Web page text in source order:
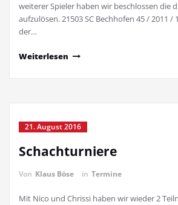
weiterer Spieler haben wir beschlossen die
aufzulösen. 21503 SC Bechhofen 45 / 2011 /
der…
Weiterlesen
21. August 2016
Schachturniere
Von Klaus Böse in Termine
Mit Nico und Chrissi haben wir wieder 2